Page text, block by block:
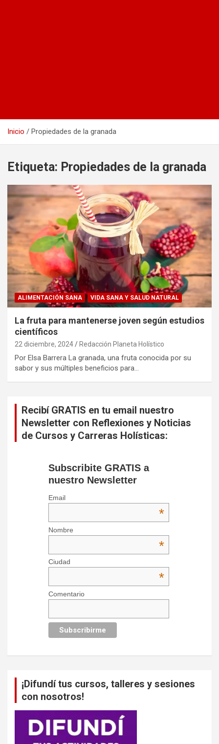
Inicio Propiedades de la granada
Etiqueta: Propiedades de la granada
ALIMENTACIÓN SANA VIDA SANA Y SALUD NATURAL
La fruta para mantenerse joven según estudios
científicos
22 diciembre, 2024 Redacción Planeta Holístico
Por Elsa Barrera La granada, una fruta conocida por su
sabor y sus múltiples beneficios para…
Recibí GRATIS en tu email nuestro
Newsletter con Reflexiones y Noticias
de Cursos y Carreras Holísticas:
Subscribite GRATIS a
nuestro Newsletter
Email
*
Nombre
*
Ciudad
*
Comentario
¡Difundí tus cursos, talleres y sesiones
con nosotros!